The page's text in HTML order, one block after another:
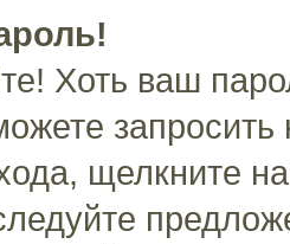
Хоть ваш
щелкните